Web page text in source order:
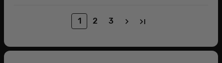
1 2 3